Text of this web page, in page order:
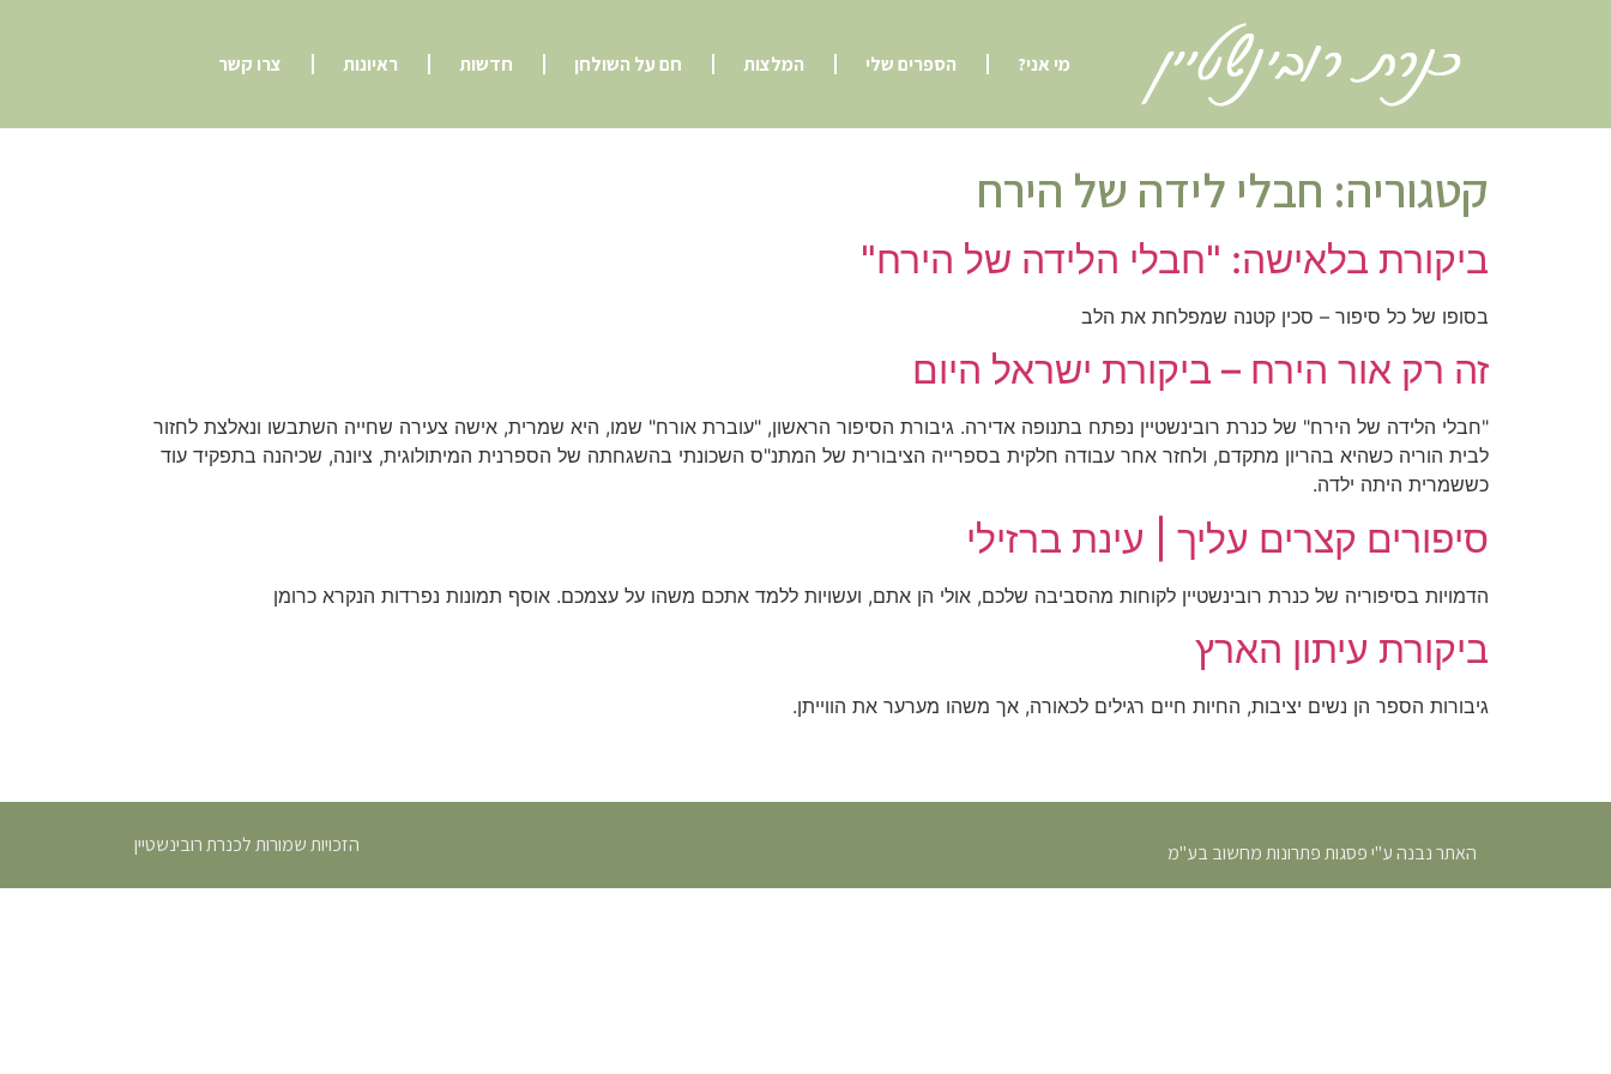
מי אני? הספרים שלי המלצות חם על השולחן חדשות ראיונות צרו קשר
קטגוריה: חבלי לידה של הירח
ביקורת בלאישה: "חבלי הלידה של הירח"
בסופו של כל סיפור – סכין קטנה שמפלחת את הלב
זה רק אור הירח – ביקורת ישראל היום
"חבלי הלידה של הירח" של כנרת רובינשטיין נפתח בתנופה אדירה. גיבורת הסיפור הראשון, "עוברת אורח" שמו, היא שמרית, אישה צעירה שחייה השתבשו ונאלצת לחזור
לבית הוריה כשהיא בהריון מתקדם, ולחזר אחר עבודה חלקית בספרייה הציבורית של המתנ"ס השכונתי בהשגחתה של הספרנית המיתולוגית, ציונה, שכיהנה בתפקיד עוד
כששמרית היתה ילדה.
סיפורים קצרים עליך | עינת ברזילי
הדמויות בסיפוריה של כנרת רובינשטיין לקוחות מהסביבה שלכם, אולי הן אתם, ועשויות ללמד אתכם משהו על עצמכם. אוסף תמונות נפרדות הנקרא כרומן
ביקורת עיתון הארץ
גיבורות הספר הן נשים יציבות, החיות חיים רגילים לכאורה, אך משהו מערער את הווייתן.
האתר נבנה ע"י פסגות פתרונות מחשוב בע"מ הזכויות שמורות לכנרת רובינשטיין